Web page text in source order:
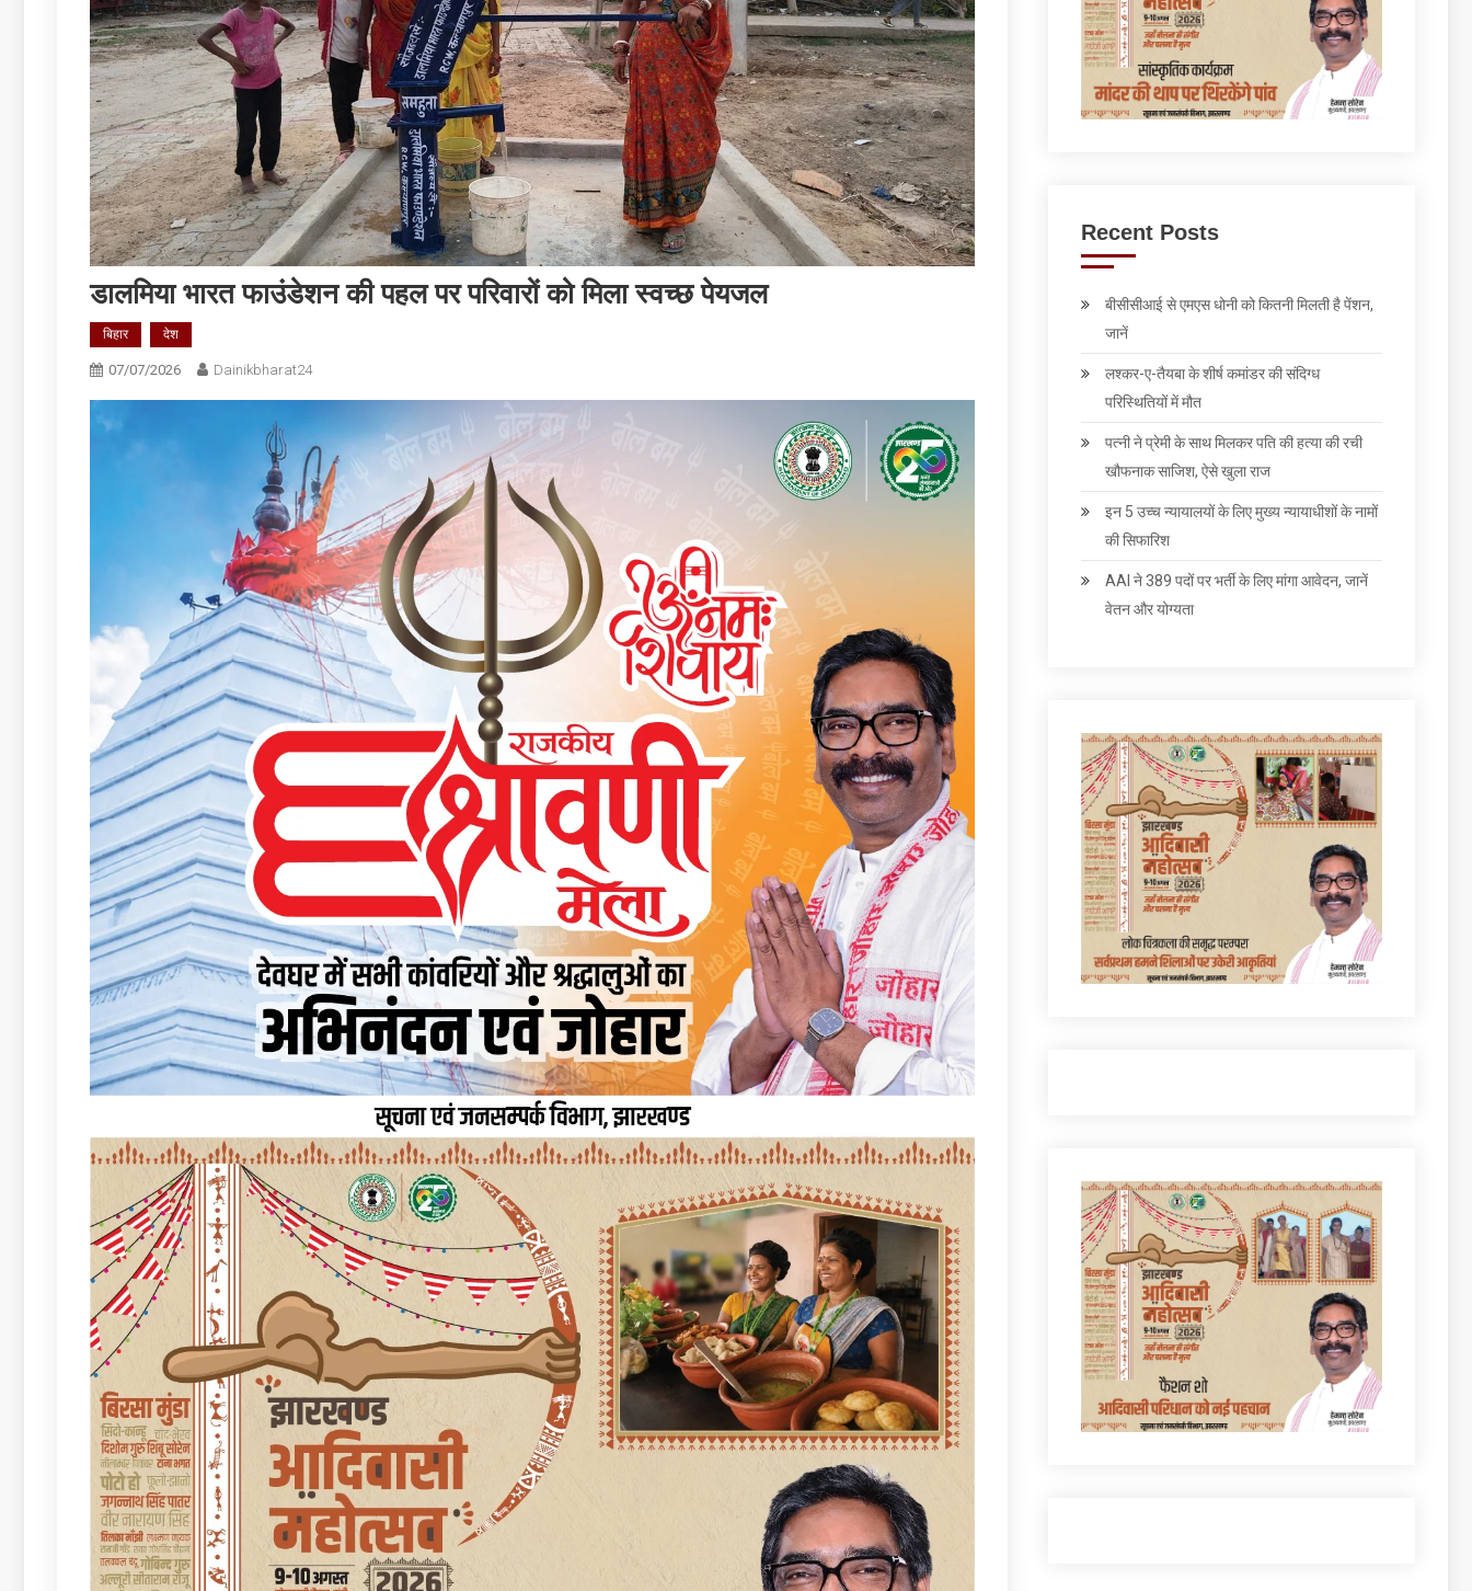
डालमिया भारत फाउंडेशन की पहल पर परिवारों को मिला स्वच्छ पेयजल
बिहार देश
07/07/2026 Dainikbharat24
Recent Posts
बीसीसीआई से एमएस धोनी को कितनी मिलती है पेंशन,
जानें
लश्कर-ए-तैयबा के शीर्ष कमांडर की संदिग्ध
परिस्थितियों में मौत
पत्‍नी ने प्रेमी के साथ मिलकर पति की हत्‍या की रची
खौफनाक साजिश, ऐसे खुला राज
इन 5 उच्च न्यायालयों के लिए मुख्य न्यायाधीशों के नामों
की सिफारिश
AAI ने 389 पदों पर भर्ती के लिए मांगा आवेदन, जानें
वेतन और योग्‍यता